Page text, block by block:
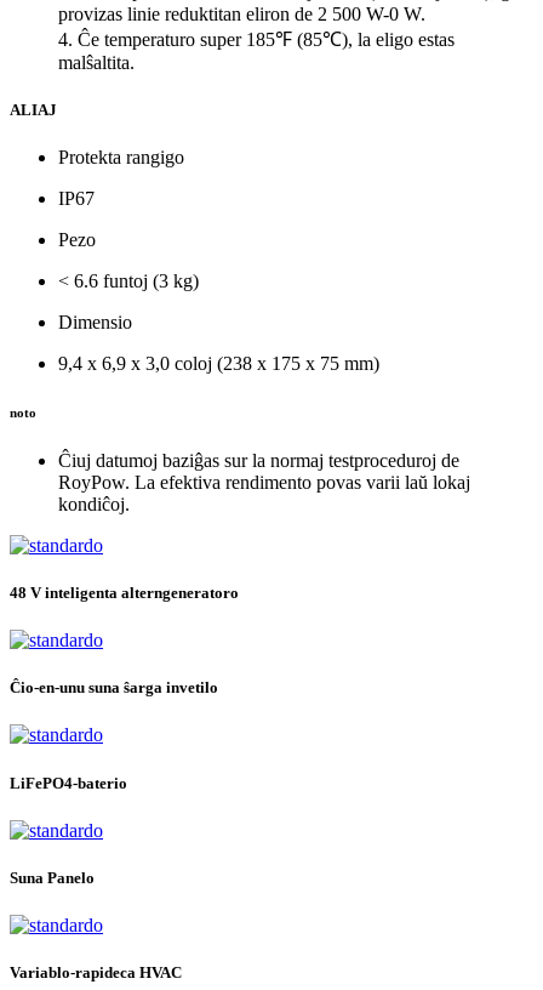
provizas linie reduktitan eliron de 2 500 W-0 W.
4. Ĉe temperaturo super 185℉ (85℃), la eligo estas
malŝaltita.
ALIAJ
Protekta rangigo
IP67
Pezo
< 6.6 funtoj (3 kg)
Dimensio
9,4 x 6,9 x 3,0 coloj (238 x 175 x 75 mm)
noto
Ĉiuj datumoj baziĝas sur la normaj testproceduroj de
RoyPow. La efektiva rendimento povas varii laŭ lokaj
kondiĉoj.
48 V inteligenta alterngeneratoro
Ĉio-en-unu suna ŝarga invetilo
LiFePO4-baterio
Suna Panelo
Variablo-rapideca HVAC